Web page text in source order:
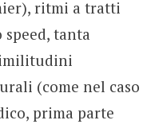
ritmi a tratti
tanta
(come nel caso
prima parte